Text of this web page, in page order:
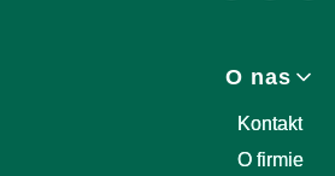
O nas
Kontakt
O firmie